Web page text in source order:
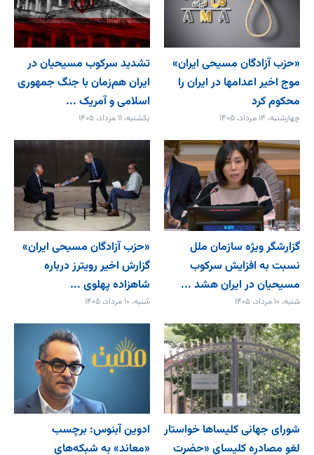
«حزب آزادگان مسیحی ایران»
موج اخیر اعدامها در ایران را
محکوم کرد
چهارشنبه، ۱۴ مرداد، ۱۴۰۵
تشدید سرکوب مسیحیان در
ایران هم‌زمان با جنگ جمهوری
اسلامی و آمریک ...
یکشنبه، ۱۱ مرداد، ۱۴۰۵
گزارشگر ویژه سازمان ملل
نسبت به افزایش سرکوب
مسیحیان در ایران هشد ...
شنبه، ۱۰ مرداد، ۱۴۰۵
«حزب آزادگان مسیحی ایران»
گزارش اخیر رویترز درباره
شاهزاده پهلوی ...
شنبه، ۱۰ مرداد، ۱۴۰۵
شورای جهانی کلیساها خواستار
لغو مصادره کلیسای «حضرت
ادوین آبنوس: برچسب
«معاند» به شبکه‌های